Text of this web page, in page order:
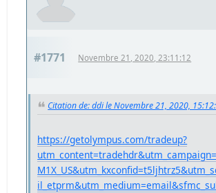
#1771 Novembre 21, 2020, 23:11:12
Citation de: ddi le Novembre 21, 2020,
https://getolympus.com/tradeup?